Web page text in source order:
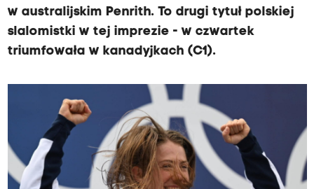
w australijskim Penrith. To drugi tytuł polskiej
slalomistki w tej imprezie - w czwartek
triumfowała w kanadyjkach (C1).